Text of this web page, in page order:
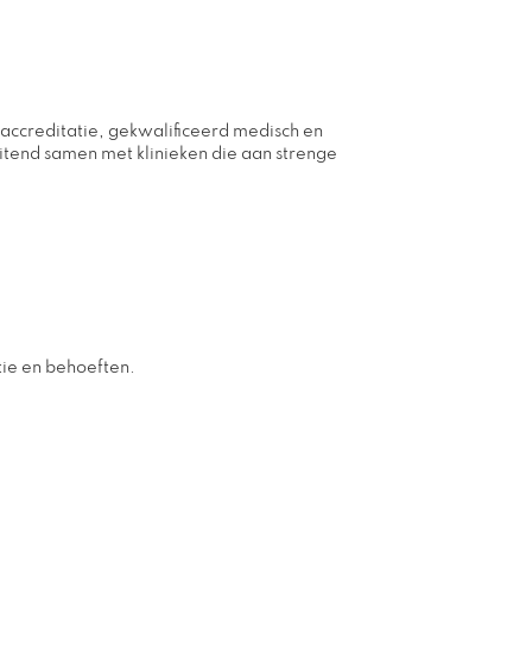
gekwalificeerd medisch en
samen met klinieken die aan strenge
en behoeften.